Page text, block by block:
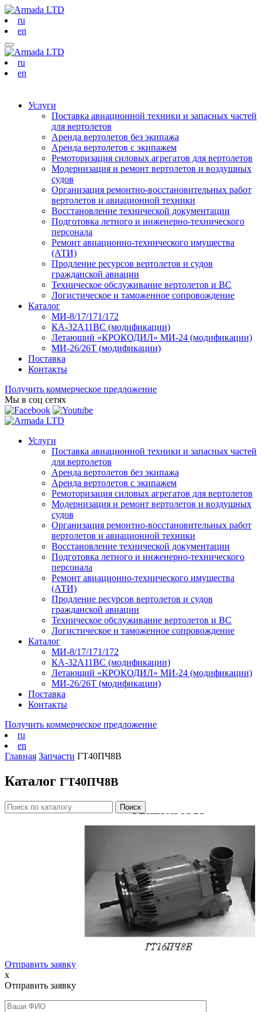
ru
en
ru
en
Услуги
Поставка авиационной техники и запасных частей
для вертолетов
Аренда вертолетов без экипажа
Аренда вертолетов с экипажем
Ремоторизация силовых агрегатов для вертолетов
Модернизация и ремонт вертолетов и воздушных
судов
Организация ремонтно-восстановительных работ
вертолетов и авиационной техники
Восстановление технической документации
Подготовка летного и инженерно-технического
персонала
Ремонт авиационно-технического имущества
(АТИ)
Продление ресурсов вертолетов и судов
гражданской авиации
Техническое обслуживание вертолетов и ВС
Логистическое и таможенное сопровождение
Каталог
МИ-8/17/171/172
КА-32А11ВС (модификации)
Летающий «КРОКОДИЛ» МИ-24 (модификации)
МИ-26/26Т (модификации)
Поставка
Контакты
Получить коммерческое предложение
Мы в соц сетях
Услуги
Поставка авиационной техники и запасных частей
для вертолетов
Аренда вертолетов без экипажа
Аренда вертолетов с экипажем
Ремоторизация силовых агрегатов для вертолетов
Модернизация и ремонт вертолетов и воздушных
судов
Организация ремонтно-восстановительных работ
вертолетов и авиационной техники
Восстановление технической документации
Подготовка летного и инженерно-технического
персонала
Ремонт авиационно-технического имущества
(АТИ)
Продление ресурсов вертолетов и судов
гражданской авиации
Техническое обслуживание вертолетов и ВС
Логистическое и таможенное сопровождение
Каталог
МИ-8/17/171/172
КА-32А11ВС (модификации)
Летающий «КРОКОДИЛ» МИ-24 (модификации)
МИ-26/26Т (модификации)
Поставка
Контакты
Получить коммерческое предложение
ru
en
Главная Запчасти ГТ40ПЧ8В
Каталог ГТ40ПЧ8В
Отправить заявку
x
Отправить заявку